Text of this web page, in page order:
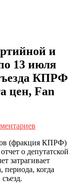
и
13 июля
КПРФ
цен, Fan
(фракция КПРФ)
о депутатской
затрагивает
когда